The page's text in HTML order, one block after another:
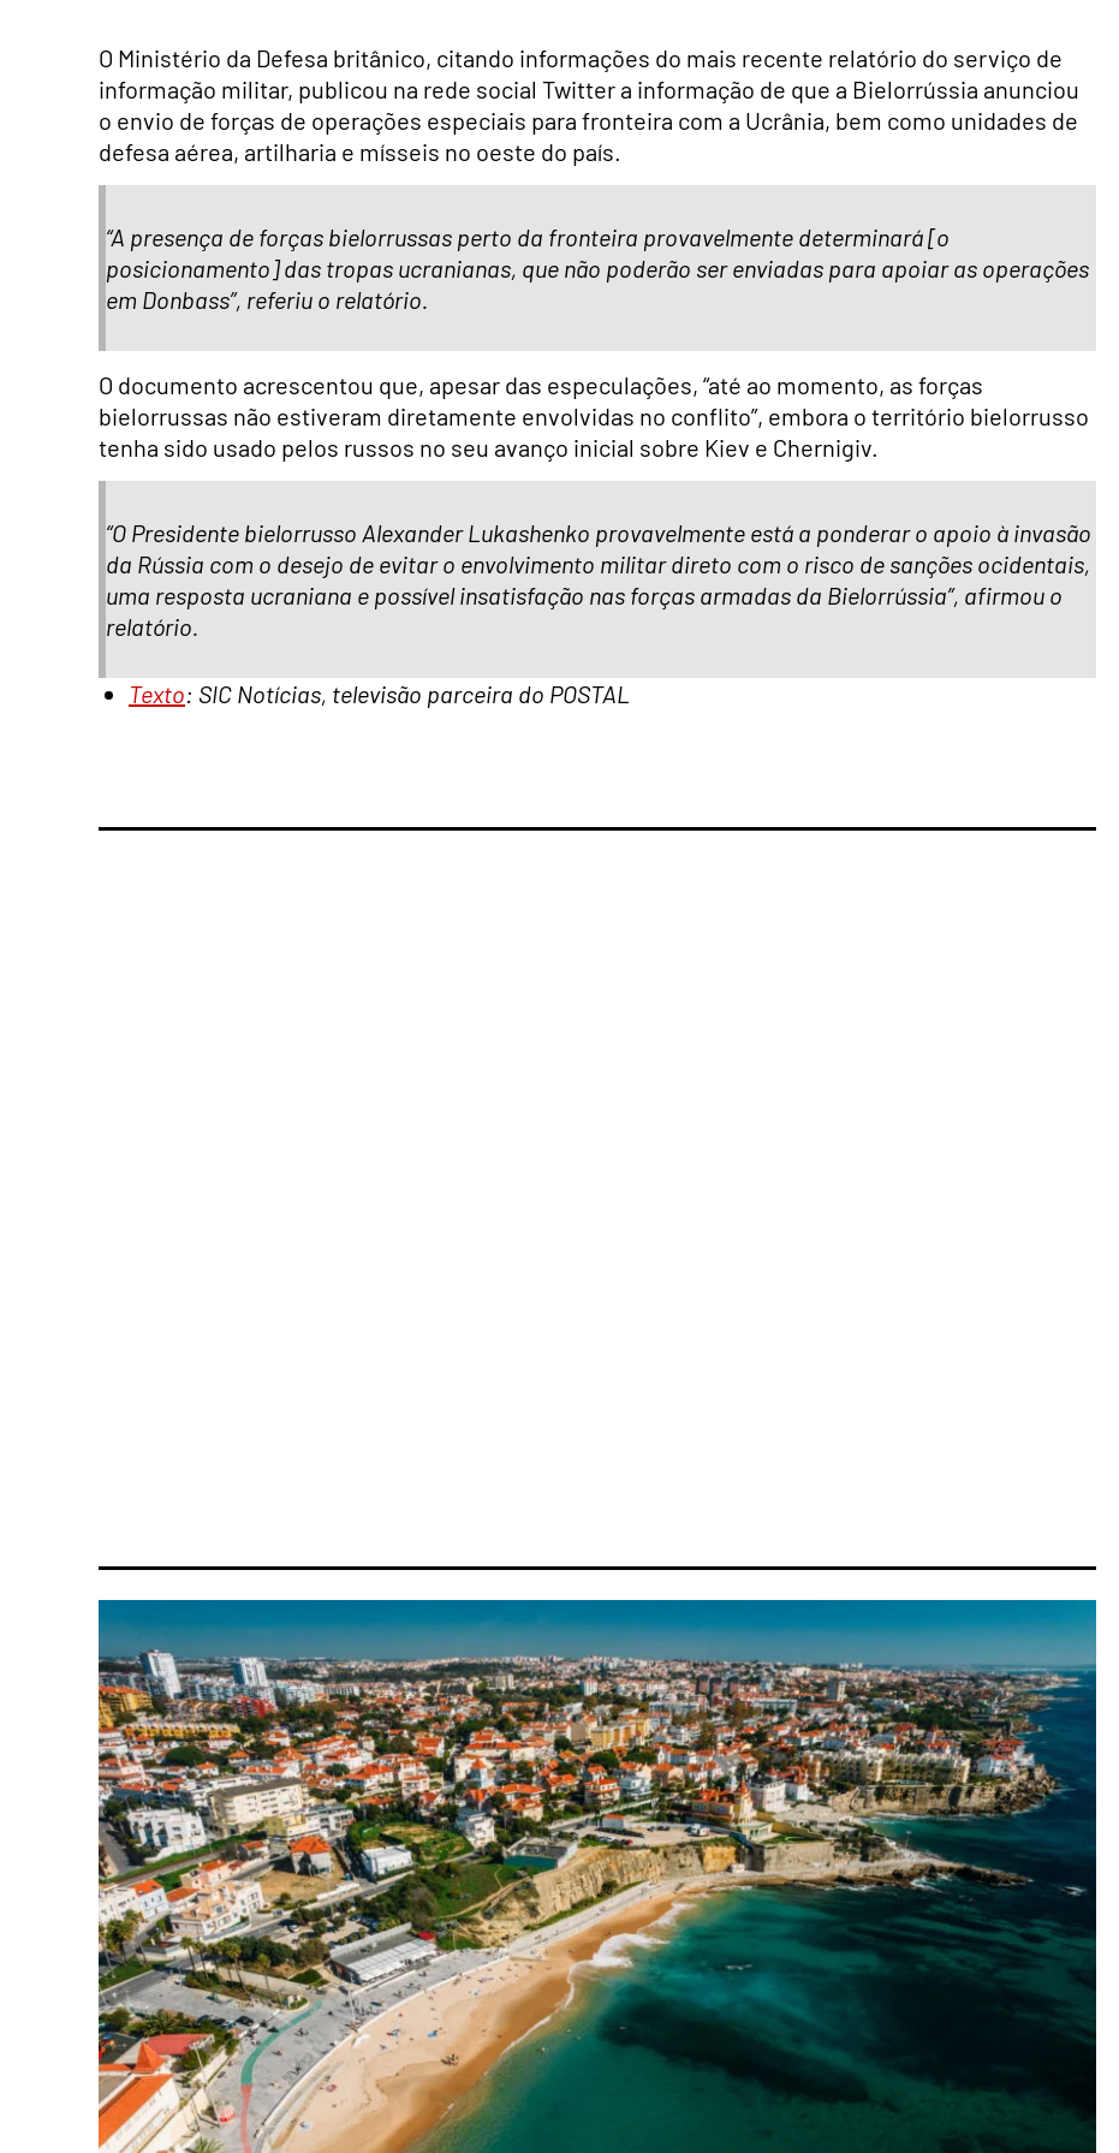
O Ministério da Defesa britânico, citando informações do mais recente relatório do serviço de
informação militar, publicou na rede social Twitter a informação de que a Bielorrússia anunciou
o envio de forças de operações especiais para fronteira com a Ucrânia, bem como unidades de
defesa aérea, artilharia e mísseis no oeste do país.
“A presença de forças bielorrussas perto da fronteira provavelmente determinará [o
posicionamento] das tropas ucranianas, que não poderão ser enviadas para apoiar as operações
em Donbass”, referiu o relatório.
O documento acrescentou que, apesar das especulações, “até ao momento, as forças
bielorrussas não estiveram diretamente envolvidas no conflito”, embora o território bielorrusso
tenha sido usado pelos russos no seu avanço inicial sobre Kiev e Chernigiv.
“O Presidente bielorrusso Alexander Lukashenko provavelmente está a ponderar o apoio à invasão
da Rússia com o desejo de evitar o envolvimento militar direto com o risco de sanções ocidentais,
uma resposta ucraniana e possível insatisfação nas forças armadas da Bielorrússia”, afirmou o
relatório.
Texto: SIC Notícias, televisão parceira do POSTAL